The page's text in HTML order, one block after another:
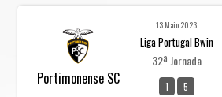
Portimonense SC
13 Maio 2023
Liga Portugal Bwin
32ª Jornada
1 5